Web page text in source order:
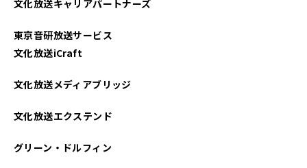
文化放送キャリアパートナーズ
東京音研放送サービス
文化放送iCraft
文化放送メディアブリッジ
文化放送エクステンド
グリーン・ドルフィン